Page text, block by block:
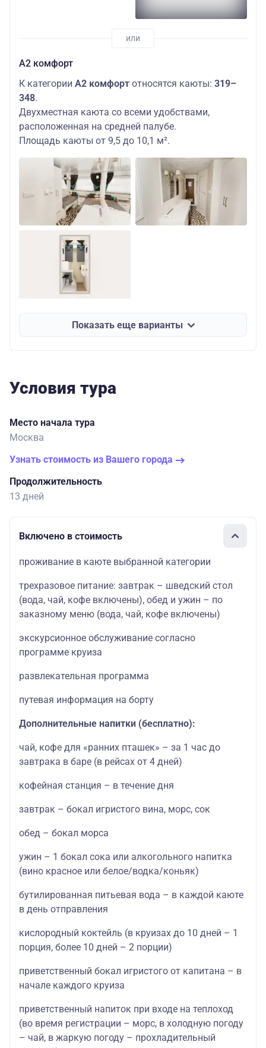
А2 комфорт
К категории А2 комфорт относятся каюты: 319–
348.
Двухместная каюта со всеми удобствами,
расположенная на средней палубе.
Площадь каюты от 9,5 до 10,1 м².
Показать еще варианты
Условия тура
Место начала тура
Москва
Узнать стоимость из Вашего города
Продолжительность
13 дней
Включено в стоимость
проживание в каюте выбранной категории
трехразовое питание: завтрак – шведский стол
(вода, чай, кофе включены), обед и ужин – по
заказному меню (вода, чай, кофе включены)
экскурсионное обслуживание согласно
программе круиза
развлекательная программа
путевая информация на борту
Дополнительные напитки (бесплатно):
чай, кофе для «ранних пташек» – за 1 час до
завтрака в баре (в рейсах от 4 дней)
кофейная станция – в течение дня
завтрак – бокал игристого вина, морс, сок
обед – бокал морса
ужин – 1 бокал сока или алкогольного напитка
(вино красное или белое/водка/коньяк)
бутилированная питьевая вода – в каждой каюте
в день отправления
кислородный коктейль (в круизах до 10 дней – 1
порция, более 10 дней – 2 порции)
приветственный бокал игристого от капитана – в
начале каждого круиза
приветственный напиток при входе на теплоход
(во время регистрации – морс, в холодную погоду
– чай, в жаркую погоду – прохладительный